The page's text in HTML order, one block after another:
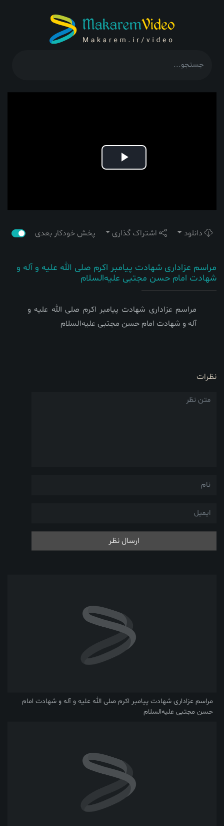
Play
دانلود اشتراک گذاری پخش خودکار بعدی
مراسم عزاداری شهادت پیامبر اکرم صلی ‌الله‌ علیه ‌و آله و
شهادت امام حسن مجتبی علیه‌السلام
مراسم عزاداری شهادت پیامبر اکرم صلی ‌الله‌ علیه ‌و
آله و شهادت امام حسن مجتبی علیه‌السلام
نظرات
ارسال نظر
مراسم عزاداری شهادت پیامبر اکرم صلی ‌الله‌ علیه ‌و آله و شهادت امام
حسن مجتبی علیه‌السلام